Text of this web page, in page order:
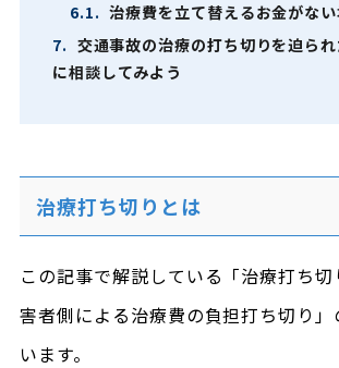
6.1. 治療費を立て替えるお金がな
7. 交通事故の治療の打ち切りを迫ら
に相談してみよう
治療打ち切りとは
この記事で解説している「治療打ち
害者側による治療費の負担打ち切り」
います。